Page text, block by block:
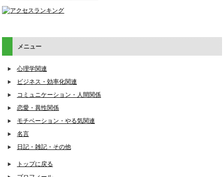
メニュー
心理学関連
ビジネス・効率化関連
コミュニケーション・人間関係
恋愛・異性関係
モチベーション・やる気関連
名言
日記・雑記・その他
トップに戻る